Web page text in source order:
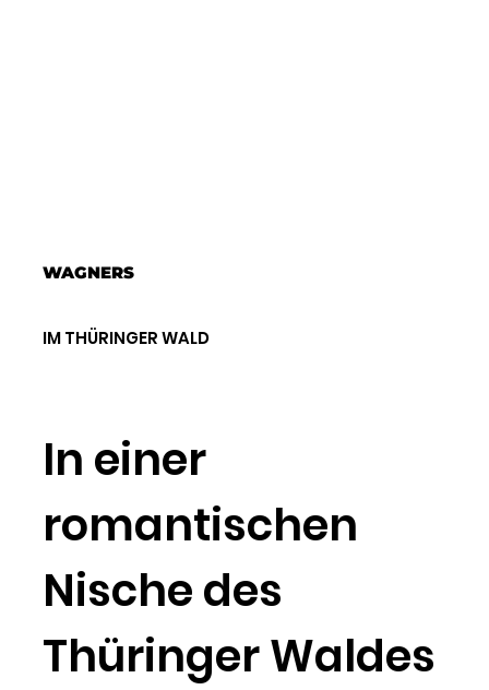
WAGNERS
IM THÜRINGER WALD
In einer
romantischen
Nische des
Thüringer Waldes